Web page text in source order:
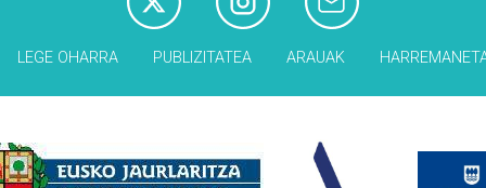
LEGE OHARRA PUBLIZITATEA ARAUAK